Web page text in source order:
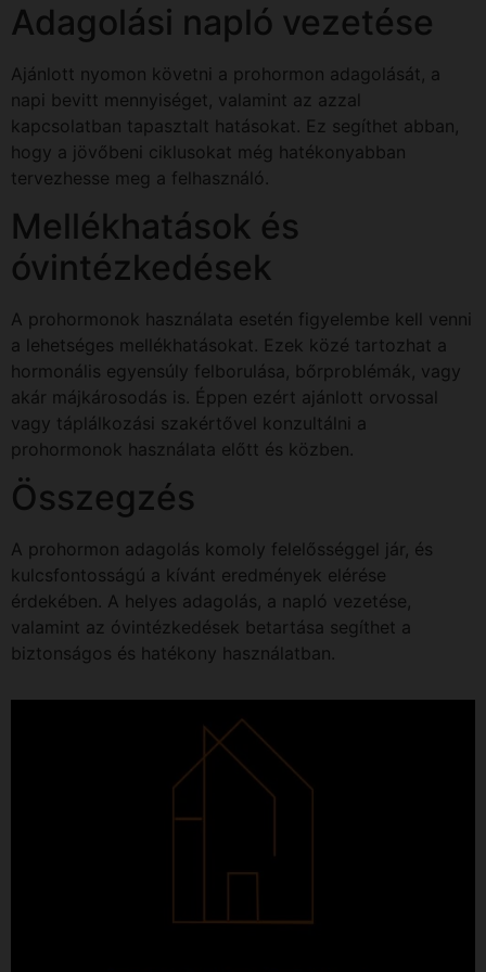
Adagolási napló vezetése
Ajánlott nyomon követni a prohormon adagolását, a
napi bevitt mennyiséget, valamint az azzal
kapcsolatban tapasztalt hatásokat. Ez segíthet abban,
hogy a jövőbeni ciklusokat még hatékonyabban
tervezhesse meg a felhasználó.
Mellékhatások és
óvintézkedések
A prohormonok használata esetén figyelembe kell venni
a lehetséges mellékhatásokat. Ezek közé tartozhat a
hormonális egyensúly felborulása, bőrproblémák, vagy
akár májkárosodás is. Éppen ezért ajánlott orvossal
vagy táplálkozási szakértővel konzultálni a
prohormonok használata előtt és közben.
Összegzés
A prohormon adagolás komoly felelősséggel jár, és
kulcsfontosságú a kívánt eredmények elérése
érdekében. A helyes adagolás, a napló vezetése,
valamint az óvintézkedések betartása segíthet a
biztonságos és hatékony használatban.